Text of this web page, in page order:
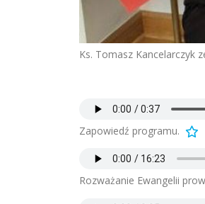
Ks. Tomasz Kancelarczyk
Zapowiedź programu.
Rozważanie Ewangelii